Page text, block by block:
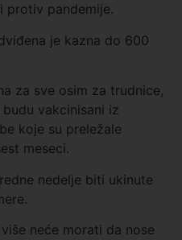
protiv pandemije.
je kazna do 600
za sve osim za trudnice,
vakcinisani iz
koje su preležale
meseci.
nedelje biti ukinute
neće morati da nose